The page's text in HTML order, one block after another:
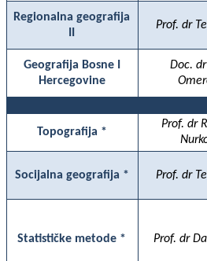
Regionalna geografija
Prof. dr
Geografija Bosne I
Hercegovine
Doc.
Topografija *
Prof. dr
Socijalna geografija * Prof. dr
Statističke metode * Prof. dr